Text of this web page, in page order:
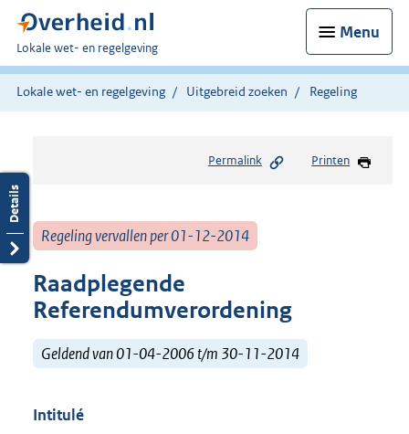
Menu
U
bent
hier:
Lokale wet- en regelgeving
Lokale wet- en regelgeving Uitgebreid zoeken Regeling
Permalink Printen
Regeling vervallen per 01-12-2014
Raadplegende
Referendumverordening
Geldend van 01-04-2006 t/m 30-11-2014
Intitulé